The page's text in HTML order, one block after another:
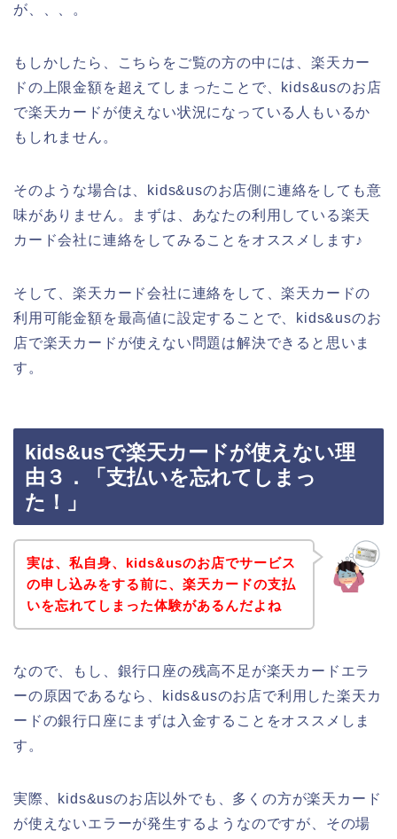
が、、、。
もしかしたら、こちらをご覧の方の中には、楽天カー
ドの上限金額を超えてしまったことで、kids&usのお店
で楽天カードが使えない状況になっている人もいるか
もしれません。
そのような場合は、kids&usのお店側に連絡をしても意
味がありません。まずは、あなたの利用している楽天
カード会社に連絡をしてみることをオススメします♪
そして、楽天カード会社に連絡をして、楽天カードの
利用可能金額を最高値に設定することで、kids&usのお
店で楽天カードが使えない問題は解決できると思いま
す。
kids&usで楽天カードが使えない理
由３．「支払いを忘れてしまっ
た！」
実は、私自身、kids&usのお店でサービス
の申し込みをする前に、楽天カードの支払
いを忘れてしまった体験があるんだよね
なので、もし、銀行口座の残高不足が楽天カードエラ
ーの原因であるなら、kids&usのお店で利用した楽天カ
ードの銀行口座にまずは入金することをオススメしま
す。
実際、kids&usのお店以外でも、多くの方が楽天カード
が使えないエラーが発生するようなのですが、その場